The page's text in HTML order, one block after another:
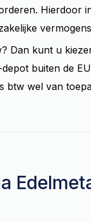
Hierdoor
Dan kunt u
buiten de
btw wel van